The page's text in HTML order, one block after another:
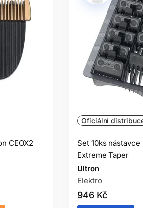
CEOX2
Oficiální
Set 10ks
Extreme Taper
Ultron
Elektro
946 Kč